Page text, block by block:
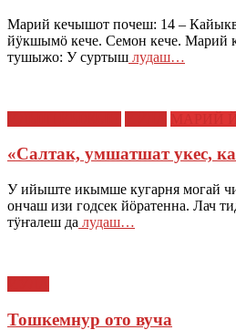
Марий кечышот почеш: 14 –
йӱкшымӧ кече. Семон кече. Марий
тушыжо: У суртыш лудаш…
«Салтак, умшатшат укес,
У ийыште икымше кугарня могай
ончаш изи годсек йӧратенна. Лач
тӱҥалеш да лудаш…
Тошкемнур ото вуча